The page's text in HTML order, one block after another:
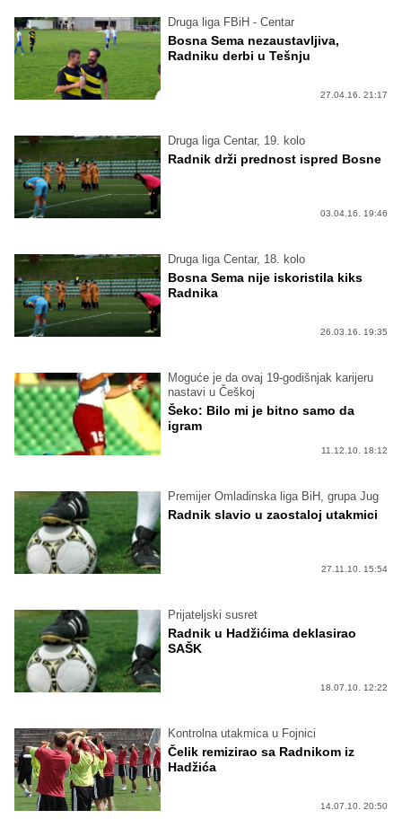
Druga liga FBiH - Centar
Bosna Sema nezaustavljiva,
Radniku derbi u Tešnju
27.04.16. 21:17
Druga liga Centar, 19. kolo
Radnik drži prednost ispred Bosne
03.04.16. 19:46
Druga liga Centar, 18. kolo
Bosna Sema nije iskoristila kiks
Radnika
26.03.16. 19:35
Moguće je da ovaj 19-godišnjak karijeru
nastavi u Češkoj
Šeko: Bilo mi je bitno samo da
igram
11.12.10. 18:12
Premijer Omladinska liga BiH, grupa Jug
Radnik slavio u zaostaloj utakmici
27.11.10. 15:54
Prijateljski susret
Radnik u Hadžićima deklasirao
SAŠK
18.07.10. 12:22
Kontrolna utakmica u Fojnici
Čelik remizirao sa Radnikom iz
Hadžića
14.07.10. 20:50